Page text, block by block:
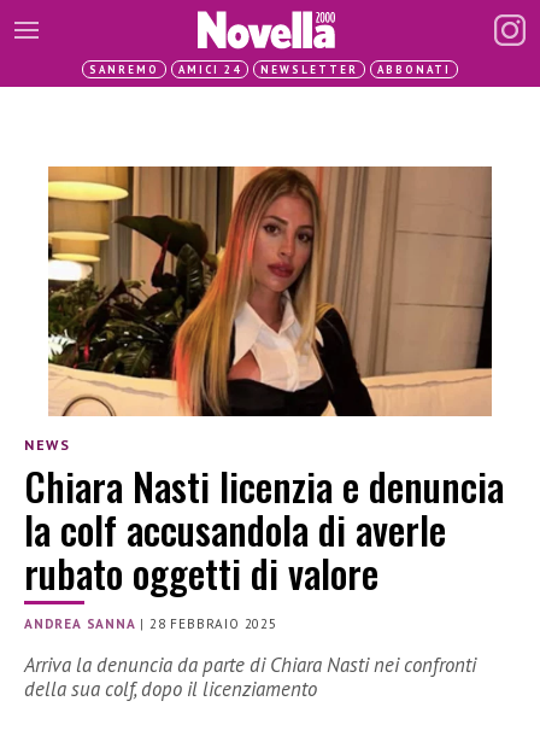
SANREMO AMICI 24 NEWSLETTER ABBONATI
NEWS
Chiara Nasti licenzia e denuncia
la colf accusandola di averle
rubato oggetti di valore
ANDREA SANNA |28 FEBBRAIO 2025
Arriva la denuncia da parte di Chiara Nasti nei confronti
della sua colf, dopo il licenziamento